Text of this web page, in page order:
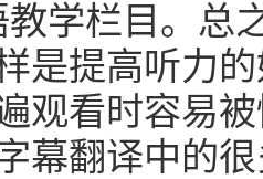
学栏目。总
是提高听力
观看时容易
幕翻译中的